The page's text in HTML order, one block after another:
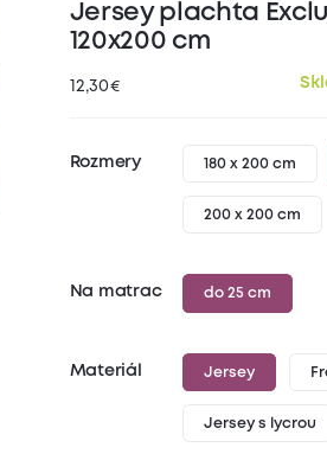
Jersey plachta
120x200 cm
12,30 €
Rozmery 180 x 200 cm
200 x 200 cm
Na matrac do 25 cm
Materiál Jersey
Jersey s lycrou